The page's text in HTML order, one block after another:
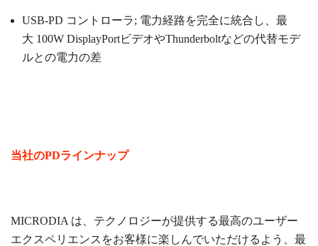
USB-PD コントローラ; 電力経路を完全に統合し、最
大 100W DisplayPortビデオやThunderboltなどの代替モデ
ルとの電力の差
当社のPDラインナップ
MICRODIA は、テクノロジーが提供する最高のユーザー
エクスペリエンスをお客様に楽しんでいただけるよう、最